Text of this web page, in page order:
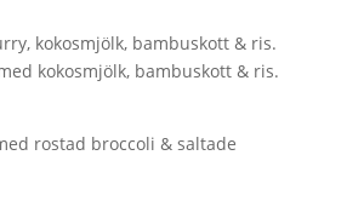
kokosmjölk, bambuskott & ris.
kokosmjölk, bambuskott & ris.
rostad broccoli & saltade